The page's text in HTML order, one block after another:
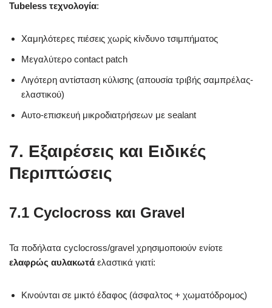
Tubeless τεχνολογία:
Χαμηλότερες πιέσεις χωρίς κίνδυνο τσιμπήματος
Μεγαλύτερο contact patch
Λιγότερη αντίσταση κύλισης (απουσία τριβής σαμπρέλας-
ελαστικού)
Αυτο-επισκευή μικροδιατρήσεων με sealant
7. Εξαιρέσεις και Ειδικές
Περιπτώσεις
7.1 Cyclocross και Gravel
Τα ποδήλατα cyclocross/gravel χρησιμοποιούν ενίοτε
ελαφρώς αυλακωτά ελαστικά γιατί:
Κινούνται σε μικτό έδαφος (άσφαλτος + χωματόδρομος)